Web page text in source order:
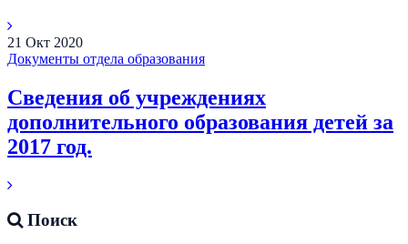
21 Окт 2020
Документы отдела образования
Сведения об учреждениях
дополнительного образования детей за
2017 год.
Поиск